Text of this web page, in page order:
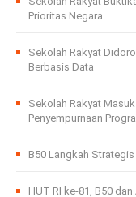
Prioritas Negara
Sekolah Rakyat
Berbasis Data
Sekolah Rakyat
Penyempurnaan
B50 Langkah
HUT RI ke-81, B50